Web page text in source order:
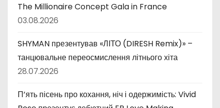
The Millionaire Concept Gala in France
03.08.2026
SHYMAN презентував «ЛІТО (DIRESH Remix)» –
танцювальне переосмислення літнього хіта
28.07.2026
П’ять пісень про кохання, ніч і одержимість: Vivid